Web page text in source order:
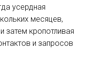
усердная
месяцев,
затем кропотливая
и запросов